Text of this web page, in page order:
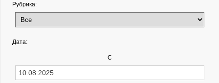
Рубрика:
Дата:
С